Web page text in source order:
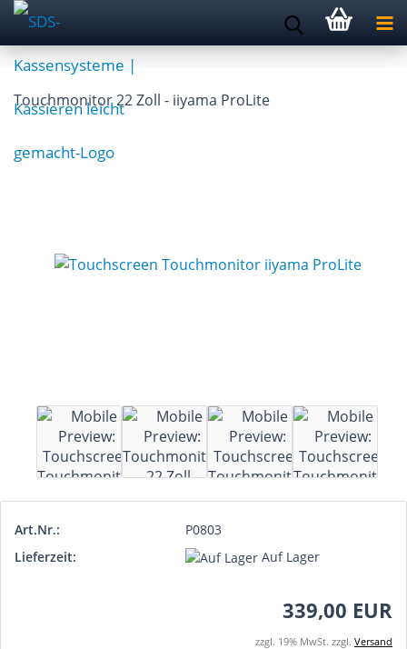
Touchmonitor 22 Zoll - iiyama ProLite
Art.Nr.:
P0803
Lieferzeit:
Auf Lager
339,00 EUR
zzgl. 19% MwSt. zzgl. Versand